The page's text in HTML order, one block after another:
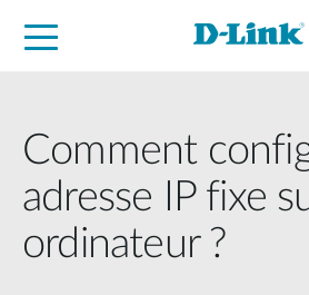
Comment
adresse IP fixe
ordinateur ?